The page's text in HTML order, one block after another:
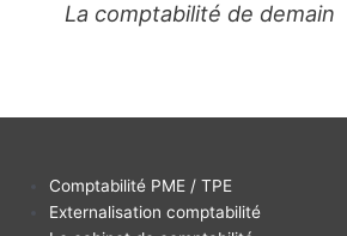
La comptabilité de demain
Comptabilité PME / TPE
Externalisation comptabilité